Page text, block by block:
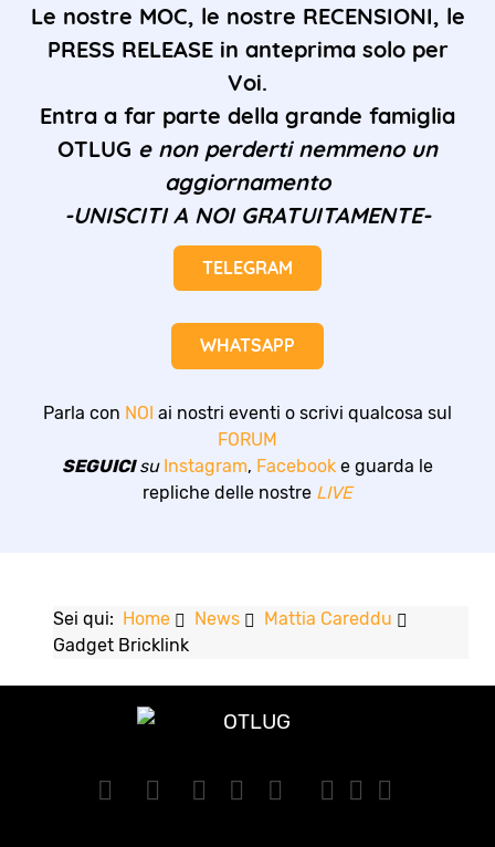
Le nostre MOC, le nostre RECENSIONI, le
PRESS RELEASE in anteprima solo per
Voi.
Entra a far parte della grande famiglia
OTLUG e non perderti nemmeno un
aggiornamento
-UNISCITI A NOI GRATUITAMENTE-
TELEGRAM
WHATSAPP
Parla con NOI ai nostri eventi o scrivi qualcosa sul
FORUM
SEGUICIsu Instagram, Facebook e guarda le
repliche delle nostre LIVE
Sei qui: Home News
Mattia Careddu
Gadget Bricklink